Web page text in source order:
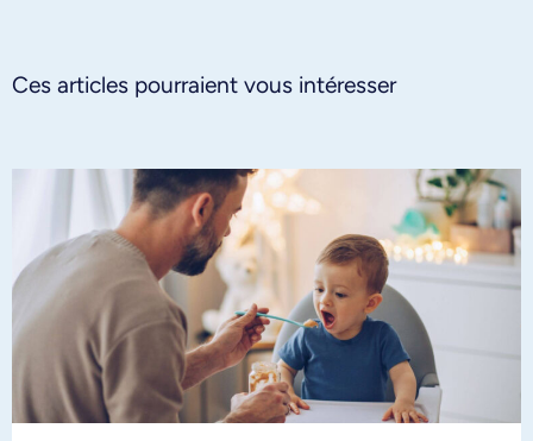
Ces articles pourraient vous intéresser